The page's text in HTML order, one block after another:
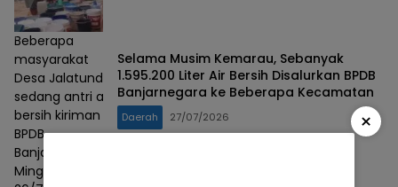
Beberapa
masyarakat
Desa Jalatunda
sedang antri air
bersih kiriman
BPDB
Banjarnegara,
Minggu,
Selama Musim Kemarau, Sebanyak
1.595.200 Liter Air Bersih Disalurkan BPDB
Banjarnegara ke Beberapa Kecamatan
Daerah 27/07/2026 ×